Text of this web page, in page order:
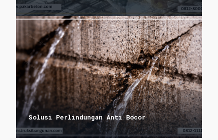
Solusi Perlindungan Anti Bocor